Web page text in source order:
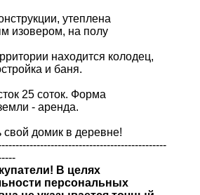
утеплена
изовером, на полу
находится колодец,
и баня.
25 соток. Форма
- аренда.
домик в деревне!
В целях
персональных